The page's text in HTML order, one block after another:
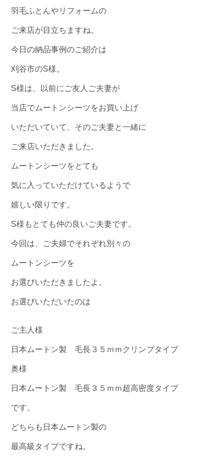
羽毛ふとんやリフォームの
ご来店が目立ちますね。
今日の納品事例のご紹介は
刈谷市のS様。
S様は、以前にご友人ご夫妻が
当店でムートンシーツをお買い上げ
いただいていて、そのご夫妻と一緒に
ご来店いただきました。
ムートンシーツをとても
気に入っていただけているようで
嬉しい限りです。
S様もとても仲の良いご夫妻です。
今回は、ご夫婦でそれぞれ別々の
ムートンシーツを
お選びいただきましたよ。
お選びいただいたのは
ご主人様
日本ムートン製 毛長３５ｍｍクリンプタイプ
奥様
日本ムートン製 毛長３５ｍｍ超高密度タイプ
です。
どちらも日本ムートン製の
最高級タイプですね。